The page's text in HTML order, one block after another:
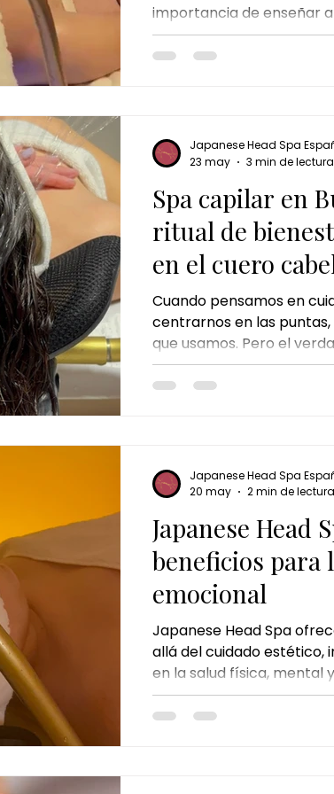
importancia de enseñar
momentos de calma y
edades tempranas. El
necesidades. Un
cuidado capilar se
tranquila y agradable. En
Spa capilar en
ritual de
en el cuero
Cuando pensamos en
centrarnos en las
que usamos. Pero el
empieza mucho antes:
ritmo del día a día, el
experiencia pensada
raíz y regalarse un
Japanese Head Spa
23 may
3 min de lectura
Japanese Head
beneficios para
emocional
Japanese Head Spa
allá del cuidado estético,
en la salud física, mental
masaje craneal japonés
spa capilar.
Japanese Head Spa
20 may
2 min de lectura